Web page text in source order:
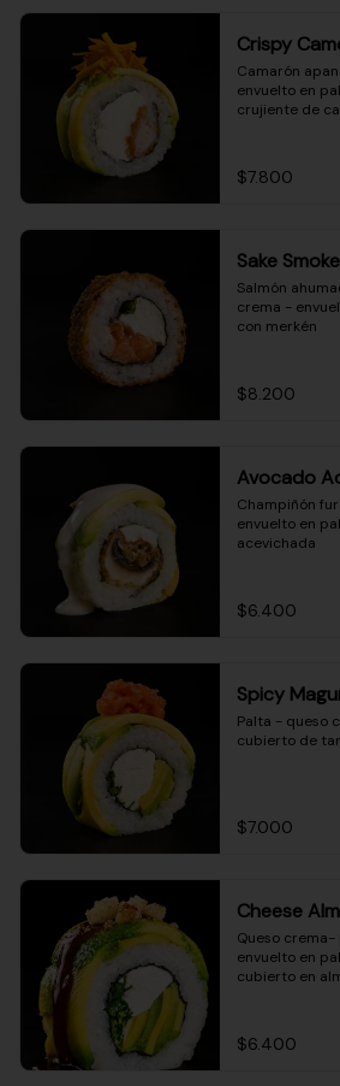
Crispy
Camarón
envuelto en
crujiente de
$7.800
Sake
Salmón
crema -
con merkén
$8.200
Avocado
Champiñón
envuelto en
acevichada
$6.400
Spicy
Palta - queso
cubierto de
$7.000
Cheese
Queso
envuelto en
cubierto en
$6.400